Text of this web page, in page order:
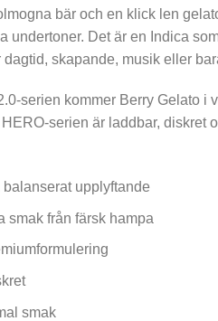
bär och en klick len
undertoner. Det är en Indica
skapande, musik eller
serien kommer Berry Gelato i
serien är laddbar,
upplyftande
smak från färsk hampa
smak